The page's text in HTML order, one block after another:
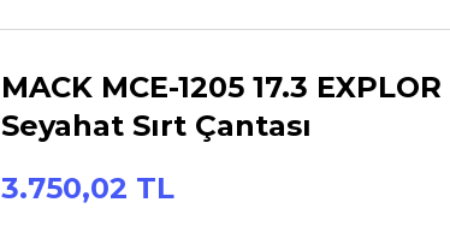
MACK MCE-1205 17.3
Seyahat Sırt Çantası
3.750,02 TL